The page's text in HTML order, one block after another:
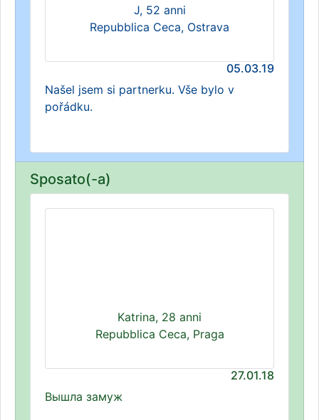
J, 52 anni
Repubblica Ceca, Ostrava
05.03.19
Našel jsem si partnerku. Vše bylo v
pořádku.
Sposato(-a)
Katrina, 28 anni
Repubblica Ceca, Praga
27.01.18
Вышла замуж